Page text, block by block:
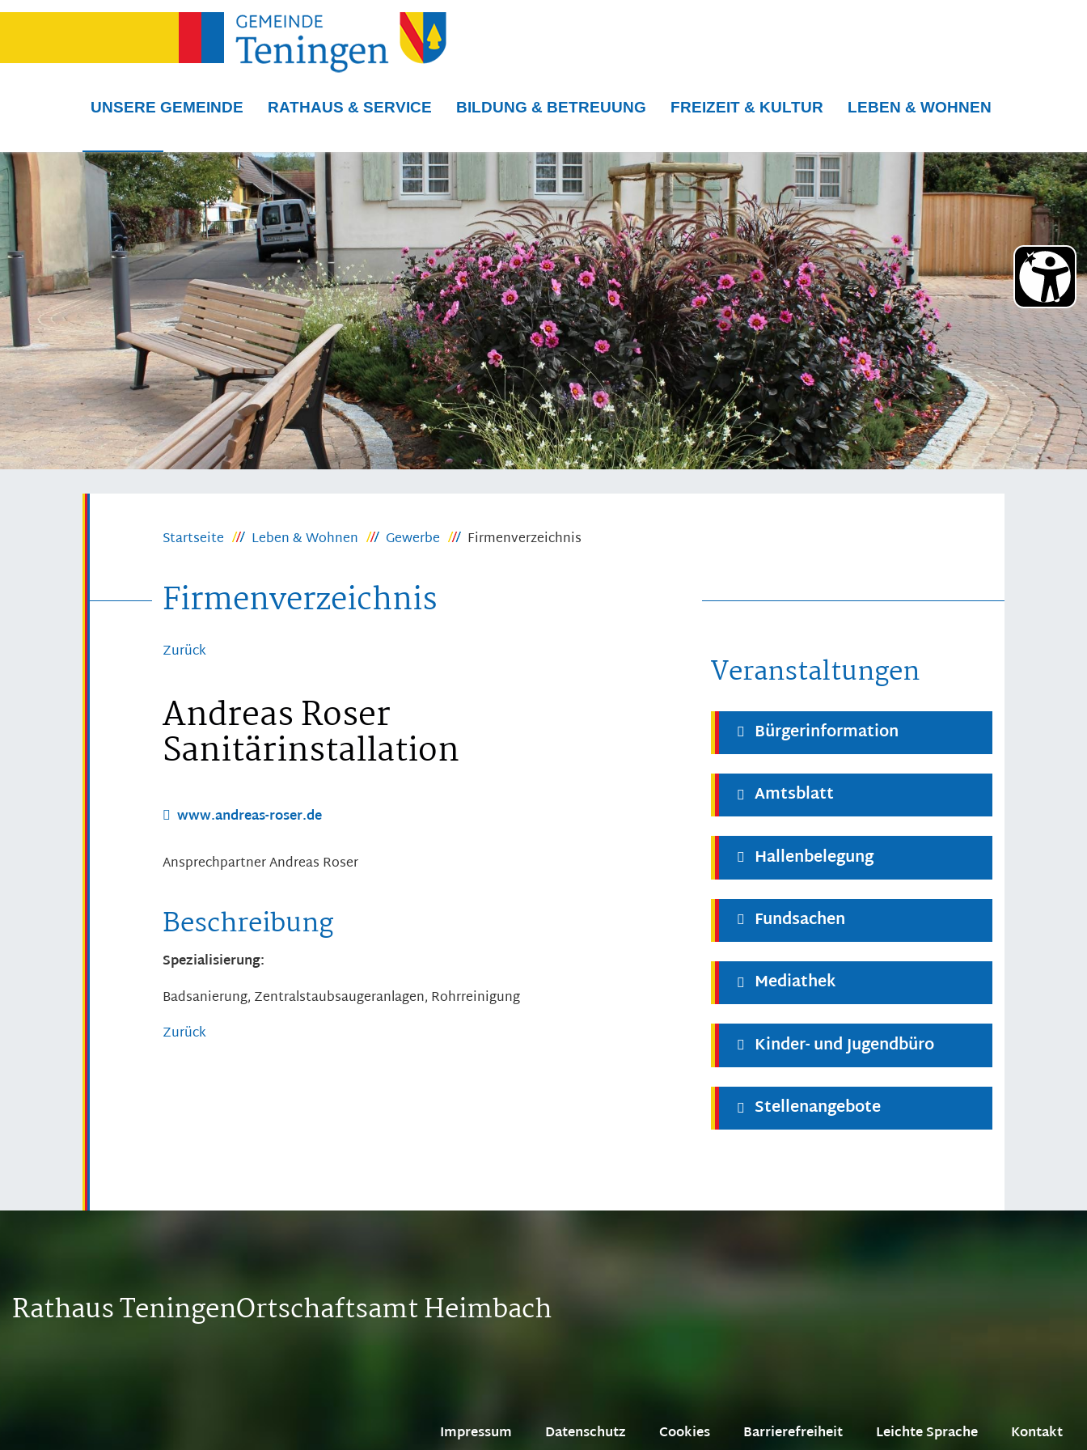
UNSERE GEMEINDE RATHAUS & SERVICE BILDUNG & BETREUUNG FREIZEIT & KULTUR LEBEN & WOHNEN
Startseite Leben & Wohnen Gewerbe Firmenverzeichnis
Firmenverzeichnis
Zurück
Andreas Roser
Sanitärinstallation
www.andreas-roser.de
AnsprechpartnerAndreas Roser
Beschreibung
Spezialisierung:
Badsanierung, Zentralstaubsaugeranlagen, Rohrreinigung
Zurück
Veranstaltungen
Bürgerinformation
Amtsblatt
Hallenbelegung
Fundsachen
Mediathek
Kinder- und Jugendbüro
Stellenangebote
Rathaus TeningenOrtschaftsamt Heimbach
Impressum Datenschutz Cookies Barrierefreiheit Leichte Sprache Kontakt